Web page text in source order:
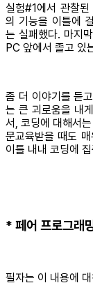
실험#1에서 관찰
의 기능을 이틀에
는 실패했다. 마지
PC 앞에서 졸고 있
좀 더 이야기를 듣
는 큰 괴로움을 내
서, 코딩에 대해서
문교육받을 때도
이틀 내내 코딩에
* 페어 프로그래
필자는 이 내용에